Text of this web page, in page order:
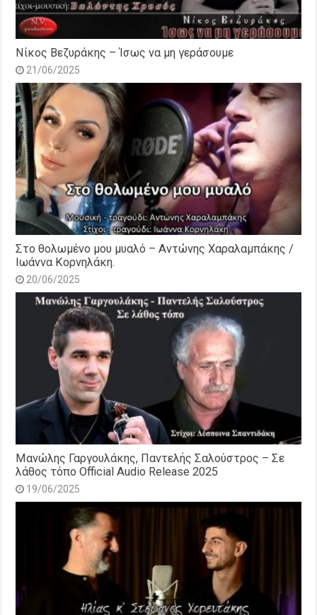
Νίκος Βεζυράκης – Ίσως να μη γεράσουμε
21/06/2025
Στο θολωμένο μου μυαλό – Αντώνης Χαραλαμπάκης /
Ιωάννα Κορνηλάκη.
20/06/2025
Μανώλης Γαργουλάκης, Παντελής Σαλούστρος – Σε
λάθος τόπο Official Audio Release 2025
19/06/2025